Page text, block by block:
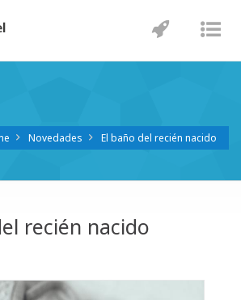
Novedades El baño del recién nacido
recién nacido